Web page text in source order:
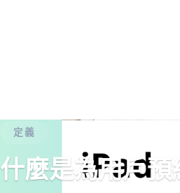
定義
什麼是為用戶預